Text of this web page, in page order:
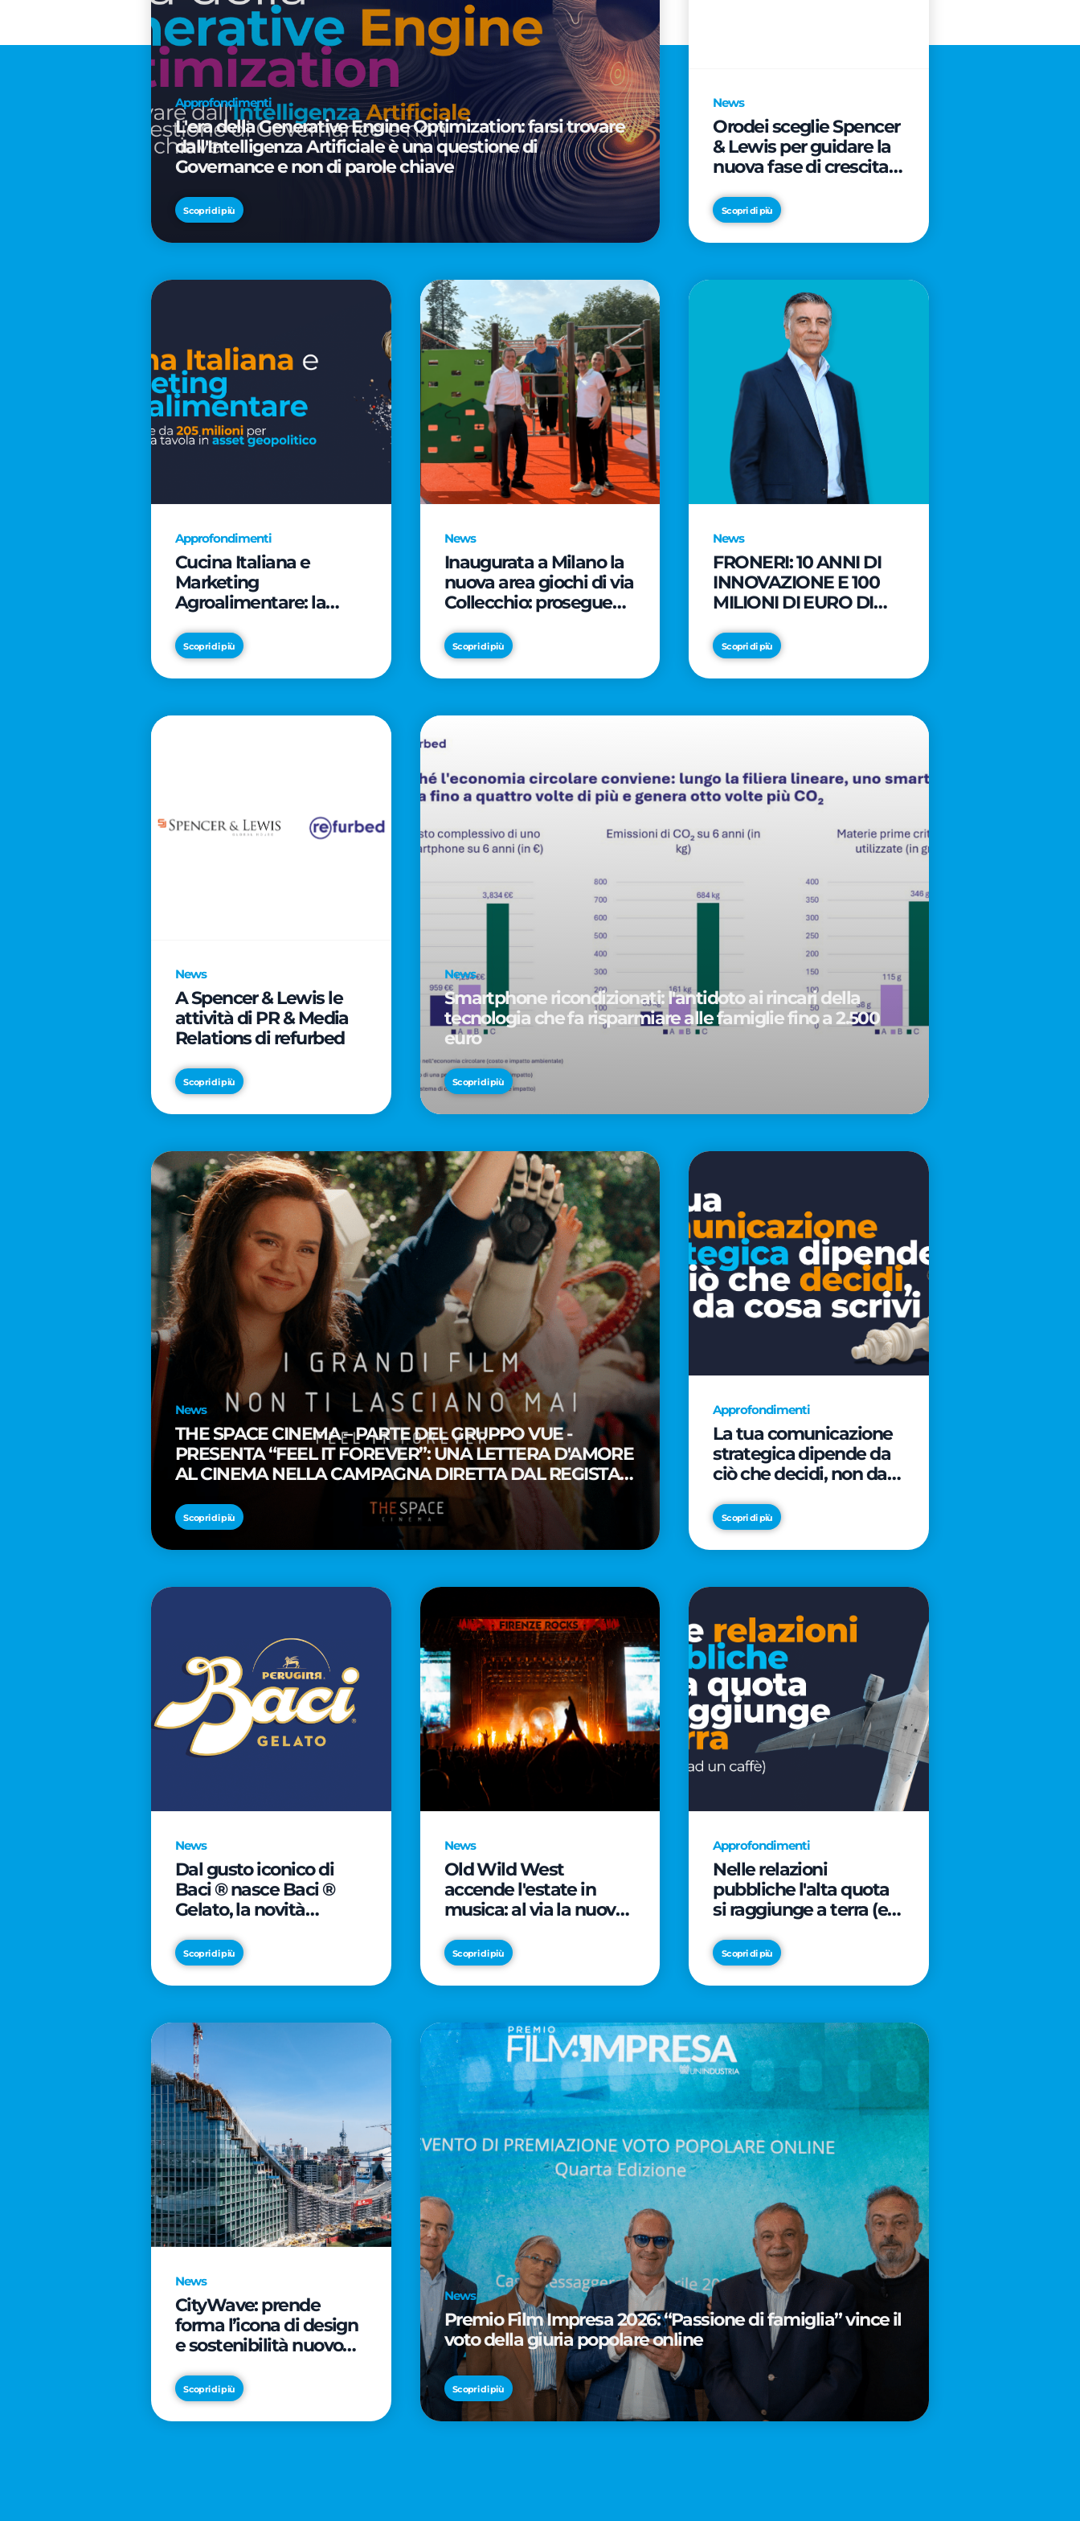
Approfondimenti
L'era della Generative Engine Optimization: farsi trovare
dall'Intelligenza Artificiale è una questione di
Governance e non di parole chiave
Scopri di più
News
Orodei sceglie Spencer
& Lewis per guidare la
nuova fase di crescita e
brand
Scopri di più
Approfondimenti
Cucina Italiana e
Marketing
Agroalimentare: la
milioni per trasformare
la tavola in asset
geopolitico
Scopri di più
News
Inaugurata a Milano la
nuova area giochi di via
Collecchio: prosegue
SmartCityLife per gli
spazi pubblici del
Municipio 8
Scopri di più
News
FRONERI: 10 ANNI DI
INNOVAZIONE E 100
MILIONI DI EURO DI
PER LO SVILUPPO DEL
MERCATO ITALIANO
DEL GELATO
Scopri di più
News
A Spencer & Lewis le
attività di PR & Media
Relations di refurbed
Scopri di più
News
Smartphone ricondizionati: l'antidoto ai rincari della
tecnologia che fa risparmiare alle famiglie fino a 2.500
euro
Scopri di più
News
THE SPACE CINEMA – PARTE DEL GRUPPO VUE -
PRESENTA “FEEL IT FOREVER”: UNA LETTERA D'AMORE
AL CINEMA NELLA CAMPAGNA DIRETTA DAL REGISTA
PREMIO OSCAR® TAIKA WAITITI
Scopri di più
Approfondimenti
La tua comunicazione
strategica dipende da
ciò che decidi, non da
Scopri di più
News
Dal gusto iconico di
Baci ® nasce Baci ®
Gelato, la novità
Scopri di più
News
Old Wild West
accende l'estate in
musica: al via la nuova
e le prestigiose
partnership con Radio
Italia e Live Nation
Scopri di più
Approfondimenti
Nelle relazioni
pubbliche l'alta quota
si raggiunge a terra (e
Scopri di più
News
CityWave: prende
forma l’icona di design
e sostenibilità nuovo
Scopri di più
News
Premio Film Impresa 2026: “Passione di famiglia” vince il
voto della giuria popolare online
Scopri di più